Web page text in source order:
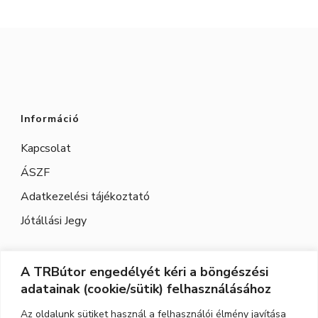
A TRBútor engedélyét kéri a böngészési
adatainak (cookie/sütik) felhasználásához
Az oldalunk sütiket használ a felhasználói élmény javítása
Információ
Kapcsolat
ÁSZF
Adatkezelési tájékoztató
Jótállási Jegy
Elérhetőség
Cím: 3526 Miskolc, Szeles utca 71.